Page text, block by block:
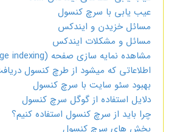
عیب یابی با سرچ کنسول
مسائل خزیدن و ایندکس
مسائل و مشکلات ایندکس
مشاهده نمایه سازی صفحه (page indexing) را انتخاب کنید.
اطلاعاتی که میشود از طرچ کنسول
بهبود سئو سایت با سرچ کنسول
دلایل استفاده از گوگل سرچ کنسول
چرا باید از سرچ کنسول استفاده کنیم؟
بخش های سرچ کنسول